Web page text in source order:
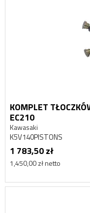
KOMPLET
EC210
Kawasaki
K5V140PISTONS
1 783,50 zł
1,450,00 zł netto